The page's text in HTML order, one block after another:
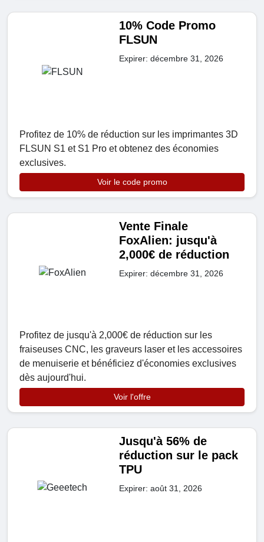
10% Code Promo
FLSUN
Expirer: décembre 31, 2026
Profitez de 10% de réduction sur les imprimantes 3D
FLSUN S1 et S1 Pro et obtenez des économies
exclusives.
Voir le code promo
Vente Finale
FoxAlien: jusqu'à
2,000€ de réduction
Expirer: décembre 31, 2026
Profitez de jusqu'à 2,000€ de réduction sur les
fraiseuses CNC, les graveurs laser et les accessoires
de menuiserie et bénéficiez d'économies exclusives
dès aujourd'hui.
Voir l'offre
Jusqu'à 56% de
réduction sur le pack
TPU
Expirer: août 31, 2026